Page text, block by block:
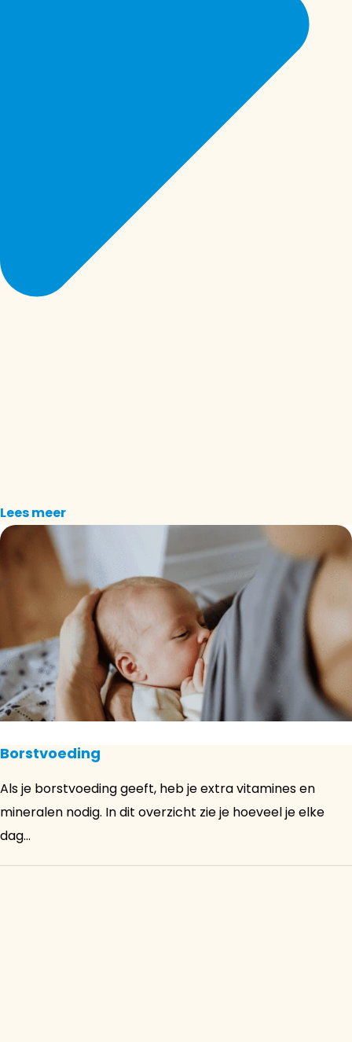
Lees meer
Borstvoeding
Als je borstvoeding geeft, heb je extra vitamines en
mineralen nodig. In dit overzicht zie je hoeveel je elke
dag...